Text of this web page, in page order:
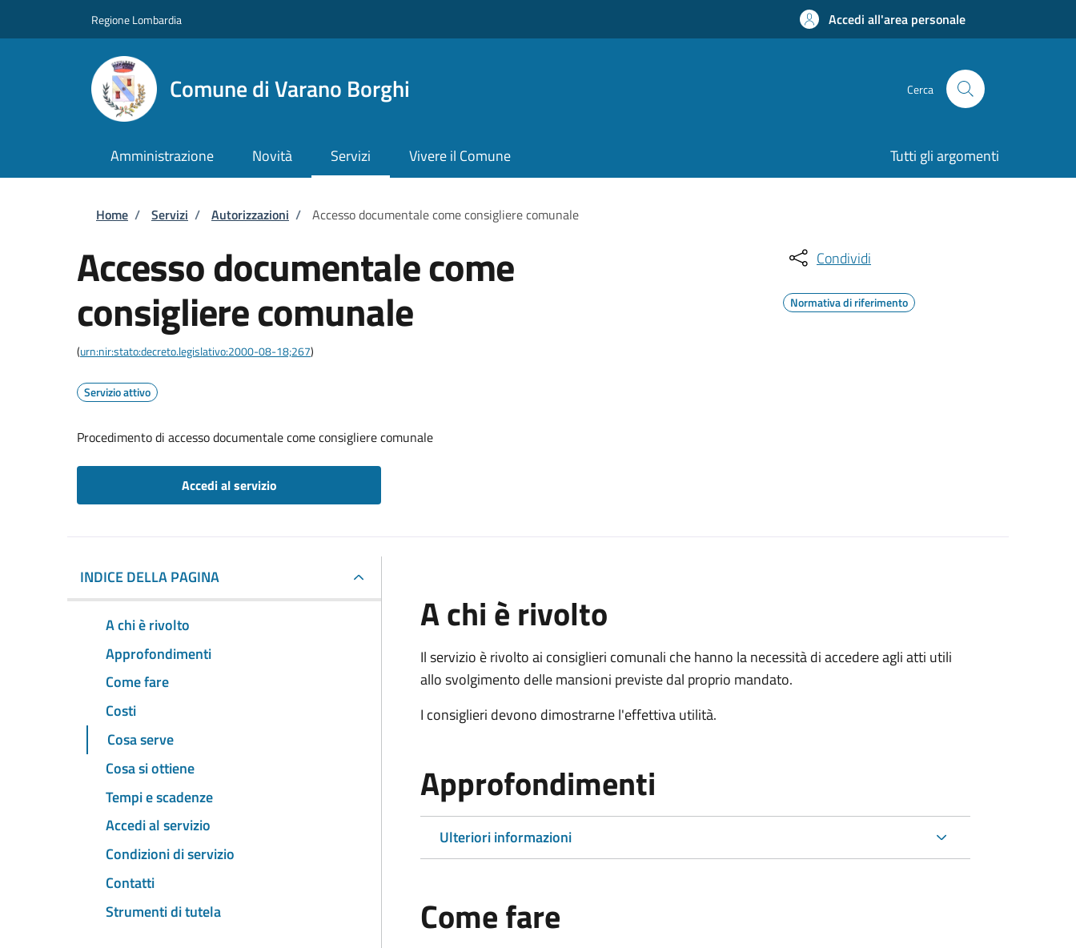
Regione Lombardia Accedi all'area personale
Comune di Varano Borghi Cerca
Amministrazione Novità Servizi Vivere il Comune Tutti gli argomenti
Briciole di pane
Home / Servizi / Autorizzazioni / Accesso documentale come consigliere comunale
Accesso documentale come
consigliere comunale
(urn:nir:stato:decreto.legislativo:2000-08-18;267)
Servizio attivo
Procedimento di accesso documentale come consigliere comunale
Accedi al servizio
Condividi
Normativa di riferimento
INDICE DELLA PAGINA
A chi è rivolto
Approfondimenti
Come fare
Costi
Cosa serve
Cosa si ottiene
Tempi e scadenze
Accedi al servizio
Condizioni di servizio
Contatti
Strumenti di tutela
A chi è rivolto
Il servizio è rivolto ai consiglieri comunali che hanno la necessità di accedere agli atti utili
allo svolgimento delle mansioni previste dal proprio mandato.
I consiglieri devono dimostrarne l'effettiva utilità.
Approfondimenti
Ulteriori informazioni
Come fare